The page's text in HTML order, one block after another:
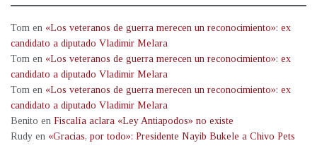
Tom en «Los veteranos de guerra merecen un reconocimiento»: ex
candidato a diputado Vladimir Melara
Tom en «Los veteranos de guerra merecen un reconocimiento»: ex
candidato a diputado Vladimir Melara
Tom en «Los veteranos de guerra merecen un reconocimiento»: ex
candidato a diputado Vladimir Melara
Benito en Fiscalía aclara «Ley Antiapodos» no existe
Rudy en «Gracias, por todo»: Presidente Nayib Bukele a Chivo Pets